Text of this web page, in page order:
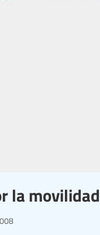
la movilidad